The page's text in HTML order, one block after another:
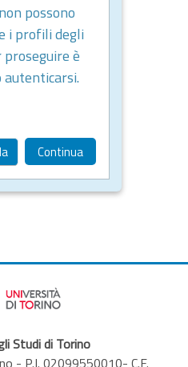
possono
i profili degli
è
autenticarsi.
Continua
Studi di Torino
- P.I. 02099550010- C.F.